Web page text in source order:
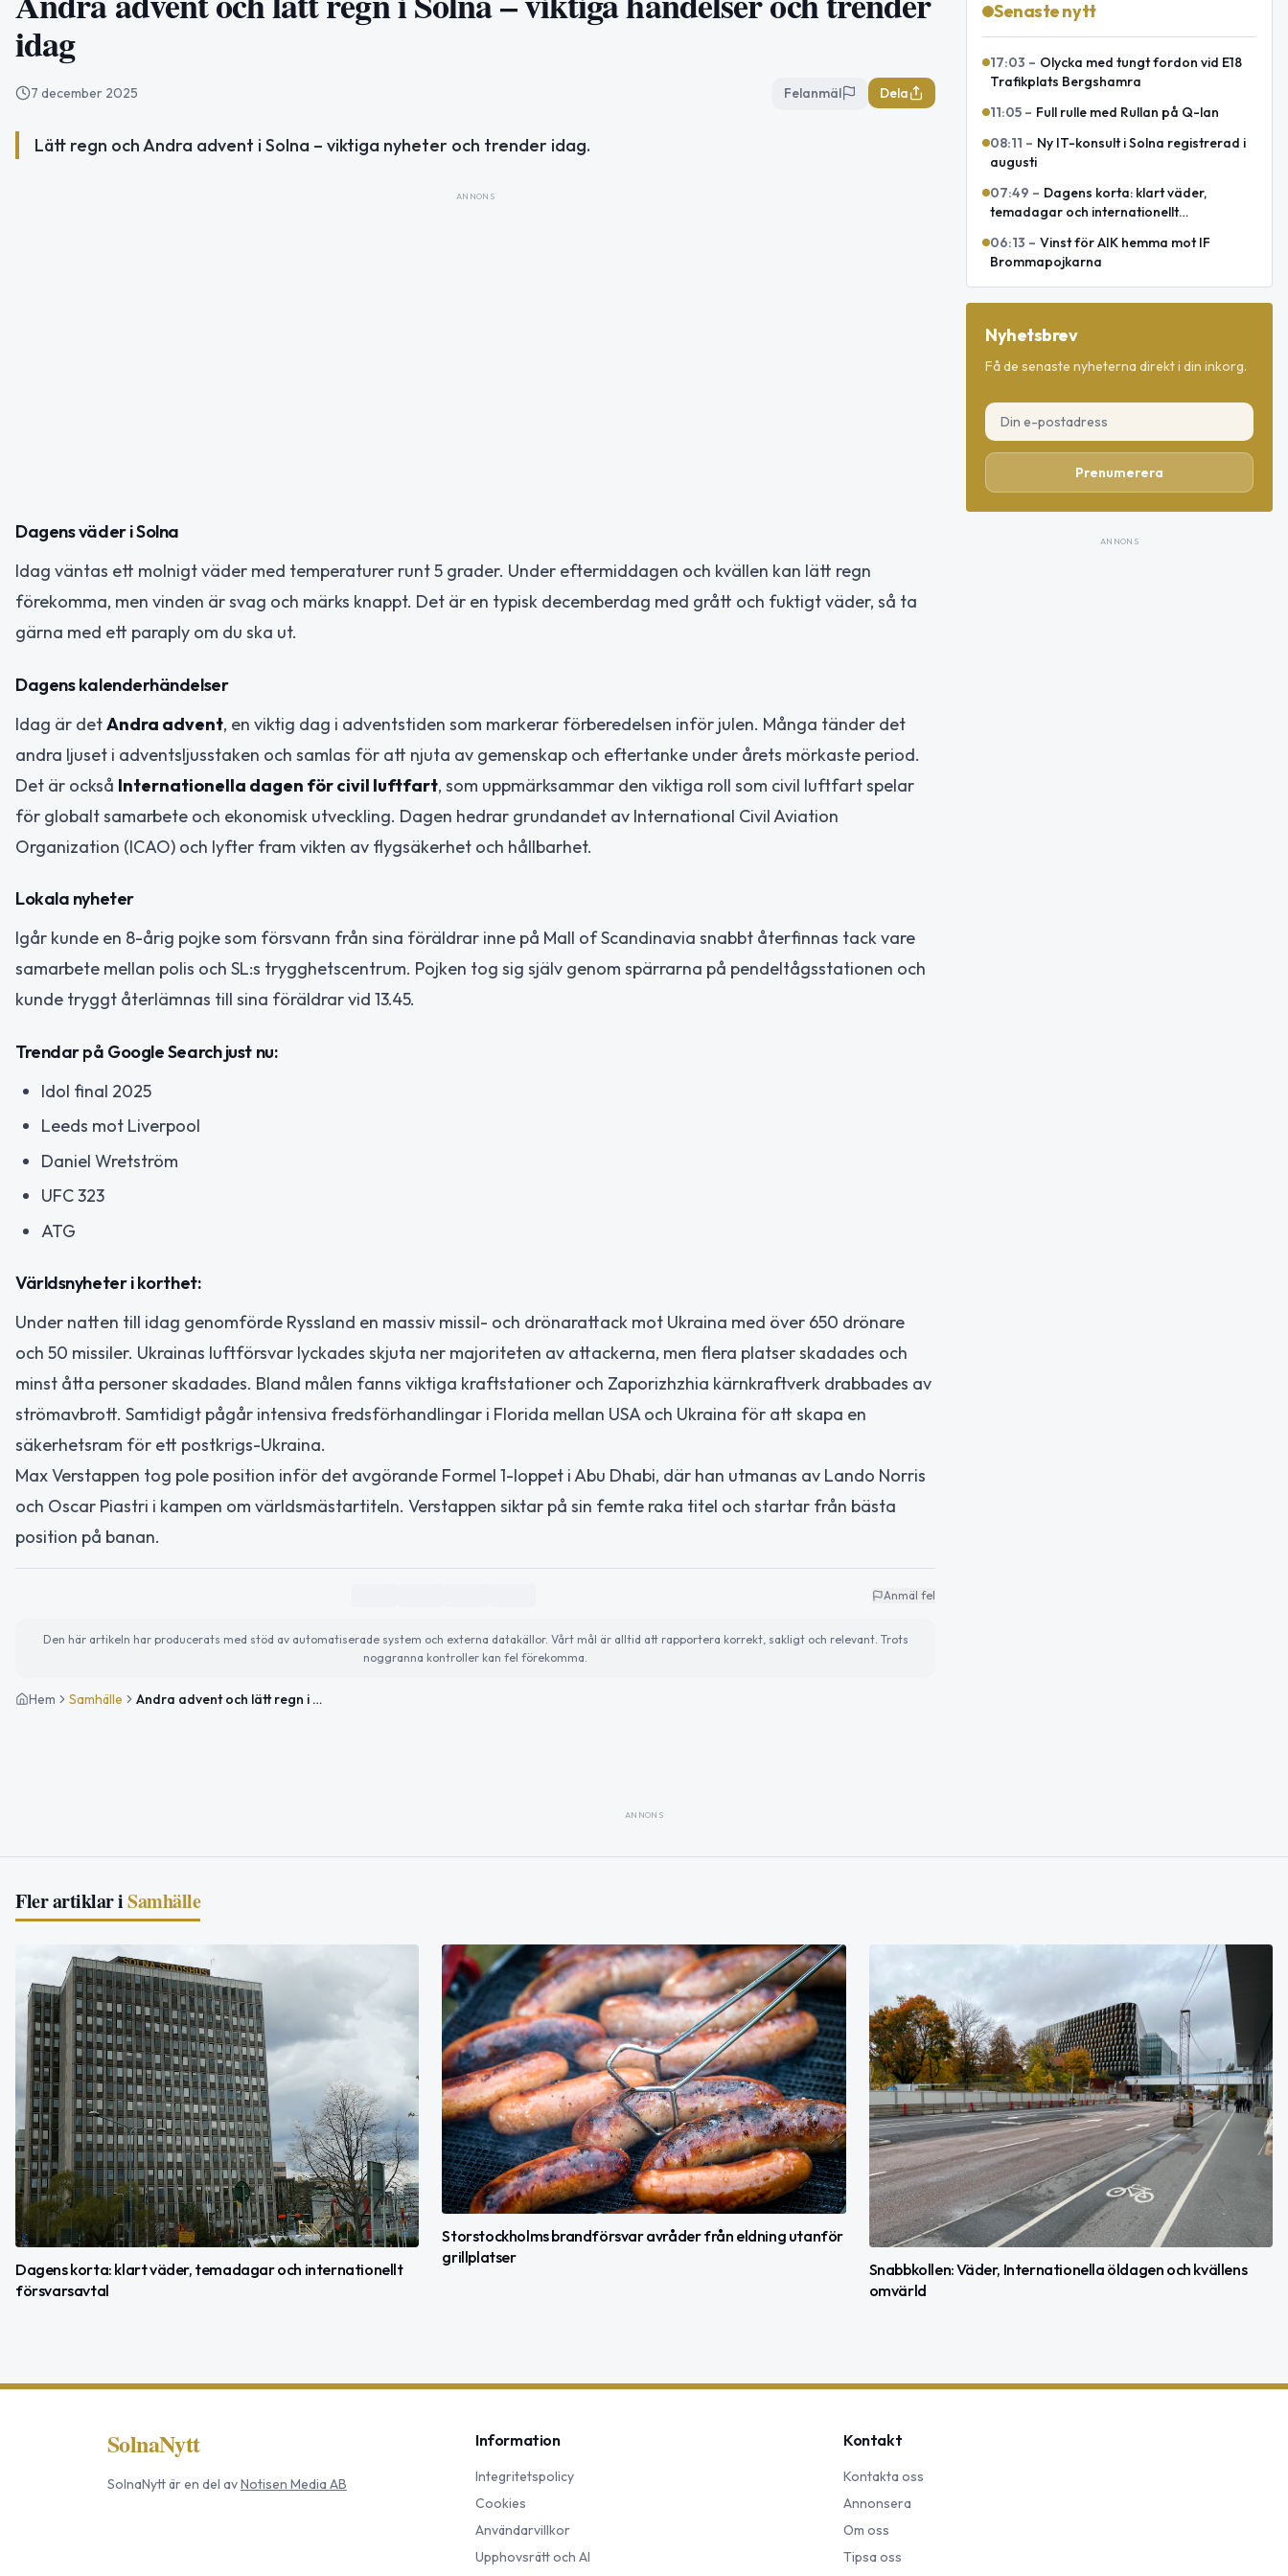
idag
7 december 2025 Felanmäl Dela
Lätt regn och Andra advent i Solna – viktiga nyheter och trender idag.
ANNONS
Dagens väder i Solna
Idag väntas ett molnigt väder med temperaturer runt 5 grader. Under eftermiddagen och kvällen kan lätt regn
förekomma, men vinden är svag och märks knappt. Det är en typisk decemberdag med grått och fuktigt väder, så ta
gärna med ett paraply om du ska ut.
Dagens kalenderhändelser
Idag är detAndra advent, en viktig dag i adventstiden som markerar förberedelsen inför julen. Många tänder det
andra ljuset i adventsljusstaken och samlas för att njuta av gemenskap och eftertanke under årets mörkaste period.
Det är också Internationella dagen för civil luftfart, som uppmärksammar den viktiga roll som civil luftfart spelar
för globalt samarbete och ekonomisk utveckling. Dagen hedrar grundandet av International Civil Aviation
Organization (ICAO) och lyfter fram vikten av flygsäkerhet och hållbarhet.
Lokala nyheter
Igår kunde en 8-årig pojke som försvann från sina föräldrar inne på Mall of Scandinavia snabbt återfinnas tack vare
samarbete mellan polis och SL:s trygghetscentrum. Pojken tog sig själv genom spärrarna på pendeltågsstationen och
kunde tryggt återlämnas till sina föräldrar vid 13.45.
Trendar på Google Search just nu:
Idol final 2025
Leeds mot Liverpool
Daniel Wretström
UFC 323
ATG
Världsnyheter i korthet:
Under natten till idag genomförde Ryssland en massiv missil- och drönarattack mot Ukraina med över 650 drönare
och 50 missiler. Ukrainas luftförsvar lyckades skjuta ner majoriteten av attackerna, men flera platser skadades och
minst åtta personer skadades. Bland målen fanns viktiga kraftstationer och Zaporizhzhia kärnkraftverk drabbades av
strömavbrott. Samtidigt pågår intensiva fredsförhandlingar i Florida mellan USA och Ukraina för att skapa en
säkerhetsram för ett postkrigs-Ukraina.
Max Verstappen tog pole position inför det avgörande Formel 1-loppet i Abu Dhabi, där han utmanas av Lando Norris
och Oscar Piastri i kampen om världsmästartiteln. Verstappen siktar på sin femte raka titel och startar från bästa
position på banan.
Anmäl fel
Den här artikeln har producerats med stöd av automatiserade system och externa datakällor. Vårt mål är alltid att rapportera korrekt, sakligt och relevant. Trots
noggranna kontroller kan fel förekomma.
Hem Samhälle Andra advent och lätt regn i Solna – viktiga händelser och trender idag
Senaste nytt
17:03 – Olycka med tungt fordon vid E18
Trafikplats Bergshamra
11:05 – Full rulle med Rullan på Q-lan
08:11 – Ny IT-konsult i Solna registrerad i
augusti
07:49 – Dagens korta: klart väder,
temadagar och internationellt
06:13 – Vinst för AIK hemma mot IF
Brommapojkarna
Nyhetsbrev
Få de senaste nyheterna direkt i din inkorg.
Prenumerera
ANNONS
ANNONS
Fler artiklar iSamhälle
Dagens korta: klart väder, temadagar och internationellt
försvarsavtal
Storstockholms brandförsvar avråder från eldning utanför
grillplatser
Snabbkollen: Väder, Internationella öldagen och kvällens
omvärld
SolnaNytt
SolnaNyttär en del avNotisen Media AB
Information
Integritetspolicy
Cookies
Användarvillkor
Upphovsrätt och AI
Kontakt
Kontakta oss
Annonsera
Om oss
Tipsa oss